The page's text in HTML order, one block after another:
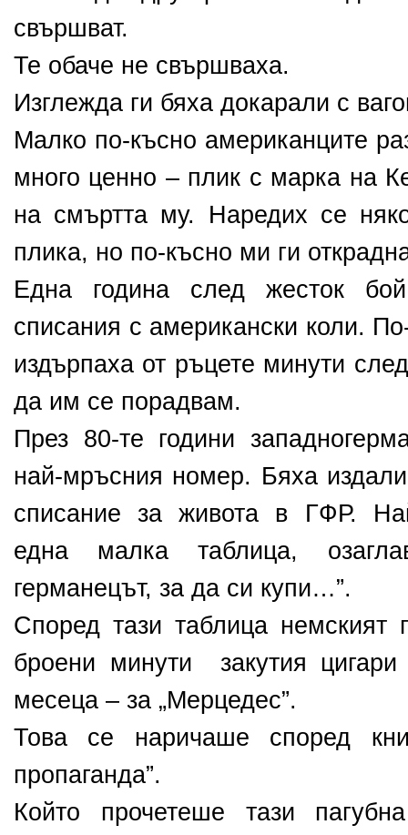
свършват.
Те обаче не свършваха.
Изглежда ги бяха докарали с
Малко по-късно американците
много ценно – плик с марка на
на смъртта му. Наредих се
плика, но по-късно ми ги
Една година след жесток
списания с американски коли.
издърпаха от ръцете минути
да им се порадвам.
През 80-те години
най-мръсния номер. Бяха
списание за живота в ГФР.
една малка таблица,
германецът, за да си купи…”.
Според тази таблица немският
броени минути закутия
месеца – за „Мерцедес”.
Това се наричаше според
пропаганда”.
Който прочетеше тази